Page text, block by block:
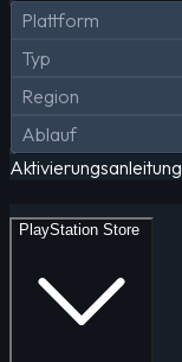
Plattform
Typ
Region
Ablauf
Aktivierungsanleitung
PlayStation Store